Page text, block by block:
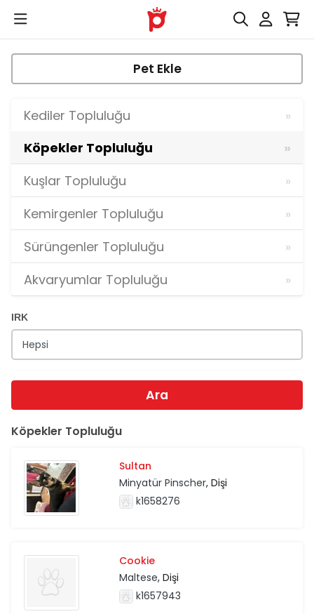
Pet Ekle
Kediler Topluluğu
Köpekler Topluluğu
Kuşlar Topluluğu
Kemirgenler Topluluğu
Sürüngenler Topluluğu
Akvaryumlar Topluluğu
IRK
Ara
Köpekler Topluluğu
Sultan
Minyatür Pinscher, Dişi
k1658276
Cookie
Maltese, Dişi
k1657943